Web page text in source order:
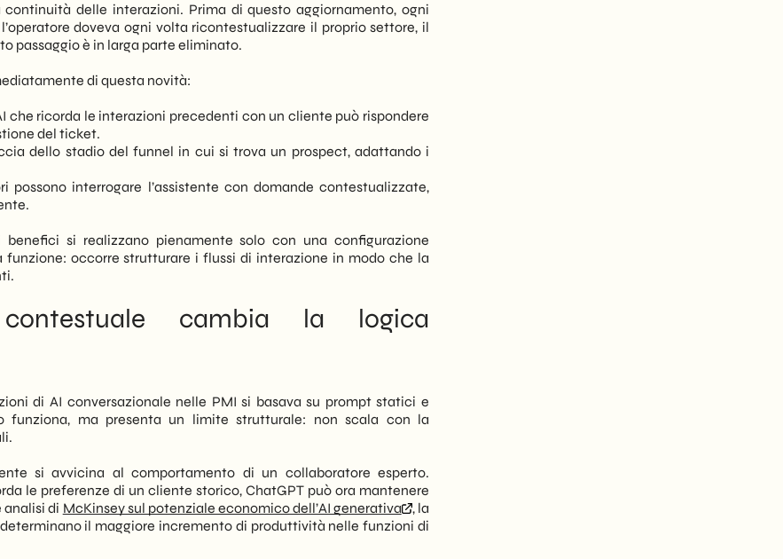
delle interazioni. Prima di questo aggiornamento, ogni
doveva ogni volta ricontestualizzare il proprio settore, il
passaggio è in larga parte eliminato.
di questa novità:
che ricorda le interazioni precedenti con un cliente può rispondere
del ticket.
dello stadio del funnel in cui si trova un prospect, adattando i
possono interrogare l’assistente con domande contestualizzate,
si realizzano pienamente solo con una configurazione
occorre strutturare i flussi di interazione in modo che la
cambia la logica
di AI conversazionale nelle PMI si basava su prompt statici e
funziona, ma presenta un limite strutturale: non scala con la
si avvicina al comportamento di un collaboratore esperto.
le preferenze di un cliente storico, ChatGPT può ora mantenere
analisi di McKinsey sul potenziale economico dell’AI generativa
, la
il maggiore incremento di produttività nelle funzioni di